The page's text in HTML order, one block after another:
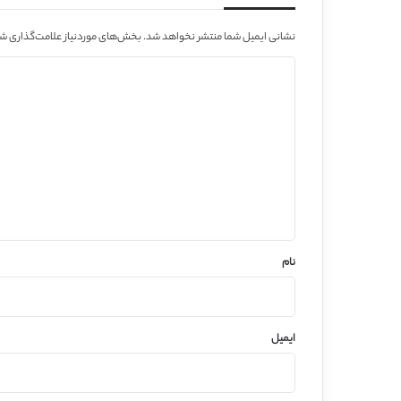
نشانی ایمیل شما منتشر نخواهد شد.بخش‌های موردنیاز علامت‌گذاری
نام
ایمیل